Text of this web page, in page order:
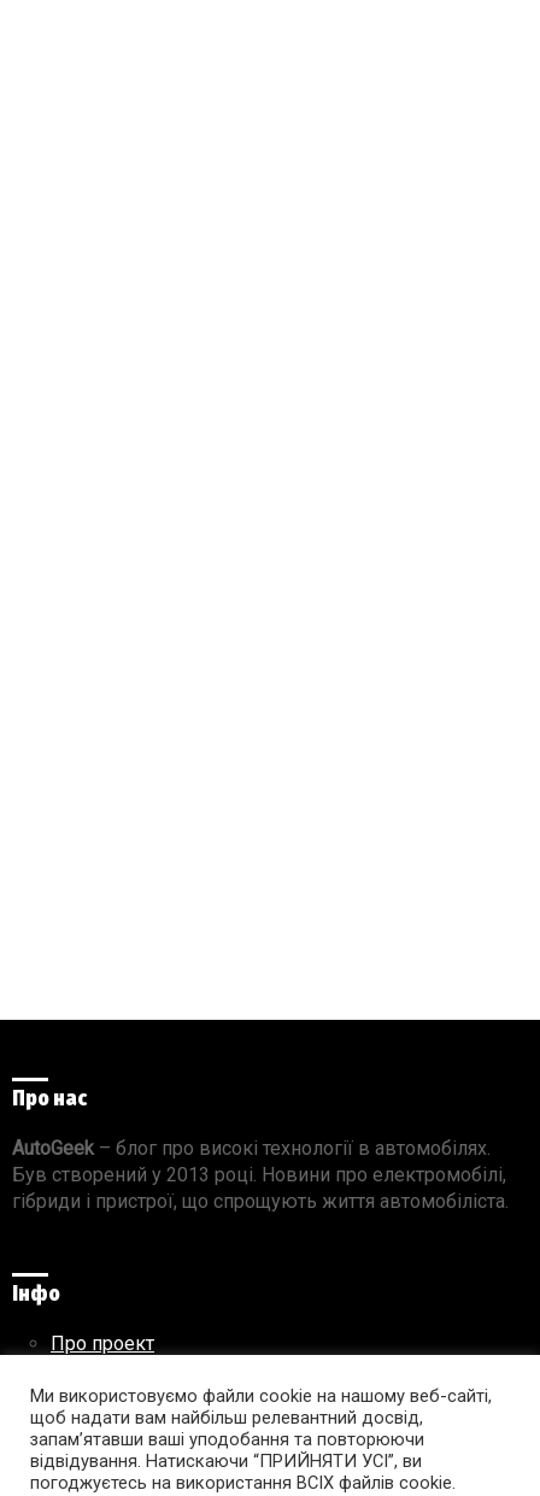
Про нас
AutoGeek– блог про високі технології в автомобілях.
Був створений у 2013 році. Новини про електромобілі,
гібриди і пристрої, що спрощують життя автомобіліста.
Інфо
Про проект
Правила використання матеріалів
Підпишись на AutoGeek!
Ми використовуємо файли cookie на нашому веб-сайті,
щоб надати вам найбільш релевантний досвід,
запам’ятавши ваші уподобання та повторюючи
відвідування. Натискаючи “ПРИЙНЯТИ УСІ”, ви
погоджуєтесь на використання ВСІХ файлів cookie.